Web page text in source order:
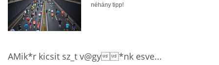
néhány tipp!
AMik*r kicsit sz_t v@gy*nk esve...